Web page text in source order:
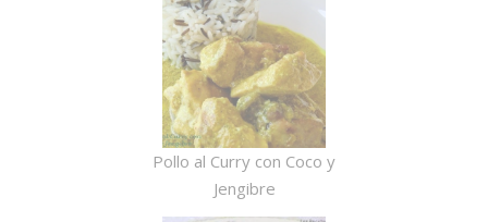
Pollo al Curry con Coco y
Jengibre